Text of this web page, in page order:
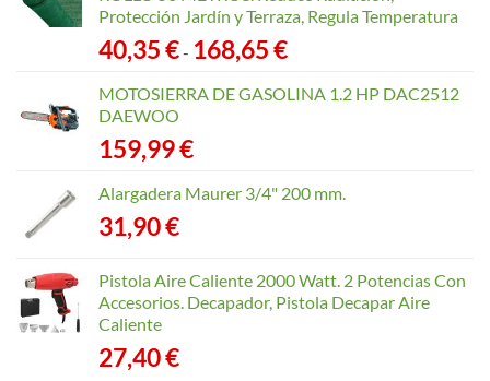
Protección Jardín y Terraza, Regula Temperatura
40,35€- 168,65€Rango
precios:
MOTOSIERRA DE GASOLINA 1.2 HP DAC2512
DAEWOO
159,99€
Alargadera Maurer 3/4" 200 mm.
31,90€
Pistola Aire Caliente 2000 Watt. 2 Potencias Con
Accesorios. Decapador, Pistola Decapar Aire
Caliente
27,40€